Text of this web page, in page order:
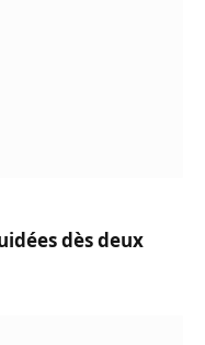
dès deux